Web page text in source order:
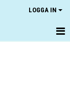
LOGGA IN